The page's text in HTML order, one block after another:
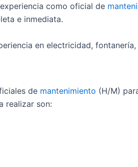
como oficial de
e inmediata.
en electricidad,
de mantenimiento (H/M)
realizar son: